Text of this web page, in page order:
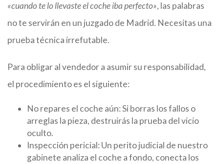
«cuando te lo llevaste el coche iba perfecto», las palabras
no te servirán en un juzgado de Madrid. Necesitas una
prueba técnica irrefutable.
Para obligar al vendedor a asumir su responsabilidad,
el procedimiento es el siguiente:
No repares el coche aún: Si borras los fallos o
arreglas la pieza, destruirás la prueba del vicio
oculto.
Inspección pericial: Un perito judicial de nuestro
gabinete analiza el coche a fondo, conecta los